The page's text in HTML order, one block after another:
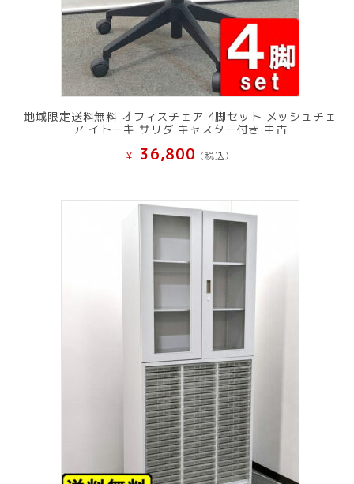
地域限定送料無料 オフィスチェア 4脚セット メッシュチェ
ア イトーキ サリダ キャスター付き 中古
¥ 36,800 (税込）